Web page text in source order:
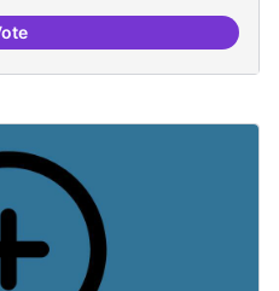
Protocol de rebuda de demandes